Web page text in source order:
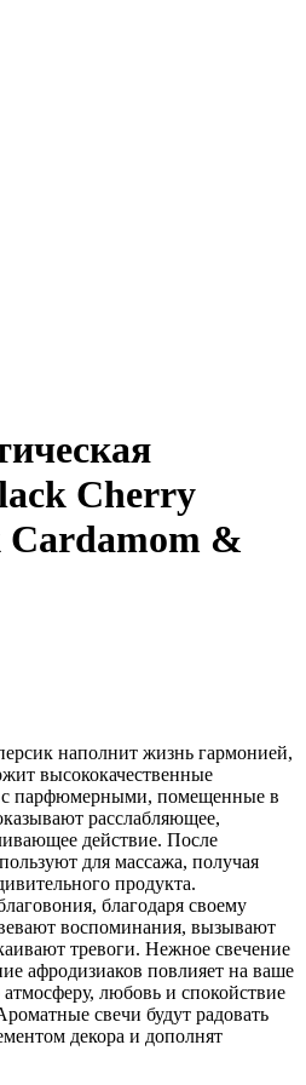
Cherry
&
наполнит жизнь гармонией,
высококачественные
с парфюмерными, помещенные в
расслабляющее,
действие. После
для массажа, получая
продукта.
благодаря своему
воспоминания, вызывают
тревоги. Нежное свечение
афродизиаков повлияет на ваше
любовь и спокойствие
свечи будут радовать
декора и дополнят